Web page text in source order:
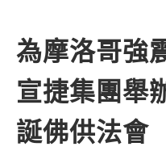
為摩洛哥強
宣捷集團舉
誕佛供法會